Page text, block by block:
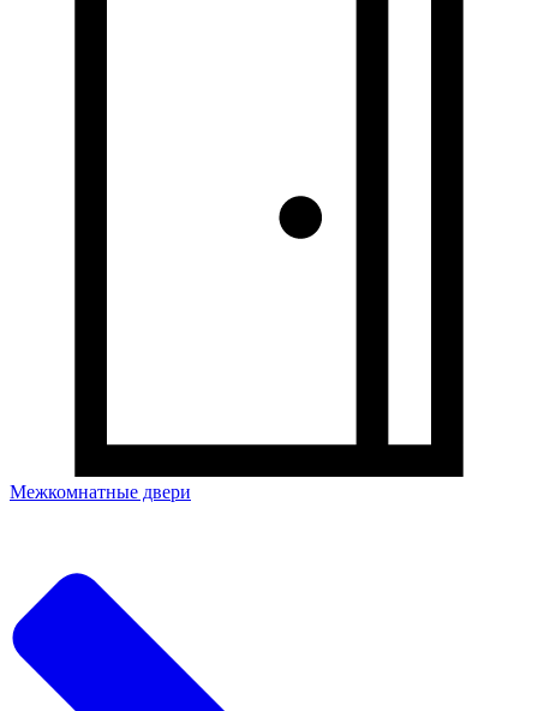
Межкомнатные двери